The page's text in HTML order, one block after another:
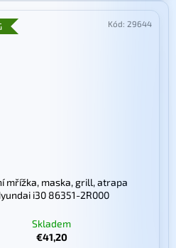
mřížka, maska, grill, atrapa
i30 86351-2R000
Skladem
€41,20
Kód: 29644